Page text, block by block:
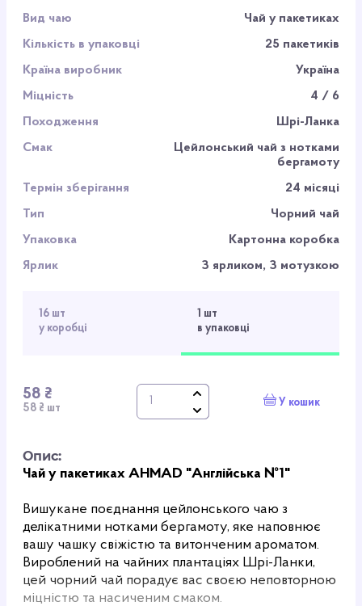
Вид чаю
Чай у пакетиках
Кількість в упаковці
25 пакетиків
Країна виробник
Україна
Міцність
4 / 6
Походження
Шрі-Ланка
Смак
Цейлонський чай з нотками
бергамоту
Термін зберігання
24 місяці
Тип
Чорний чай
Упаковка
Картонна коробка
Ярлик
З ярликом, З мотузкою
16 шт
у коробці
1 шт
в упаковці
58 ₴
58 ₴ шт У кошик
Опис:
Чай у пакетиках AHMAD "Англійська №1"
Вишукане поєднання цейлонського чаю з
делікатними нотками бергамоту, яке наповнює
вашу чашку свіжістю та витонченим ароматом.
Вироблений на чайних плантаціях Шрі-Ланки,
цей чорний чай порадує вас своєю неповторною
міцністю та насиченим смаком.